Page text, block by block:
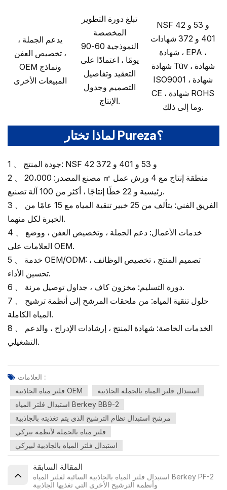
يدعم الجملة ،
تخصيص العفن ،
OEM ونماذج
المبيعات الأخرى
تبلغ دورة التطوير
المخصصة
النموذجية 60-90
يومًا ، اعتمادًا على
التعقيد وتفاصيل
التصميم وجدول
الإنتاج.
NSF 42 و 53 و
401 و 372 شهادات
، شهادة EPA ،
شهادة Tüv ، شهادة
ISO9001 ، شهادة
CE ، شهادة ROHS
وما إلى ذلك.
لماذا تختار Pureza؟
1 、 جودة المنتج: NSF 42 و 53 و 401 و 372
2 、 مصنع المصدر: 20،000 ㎡ منطقة إنتاج مع 4 ورش عمل
رئيسية و 22 خطًا إنتاجًا ، أكثر من 100 آلة تصنيع.
3 、 الفريق الفني: يتألف من 25 خبير تنقية المياه مع 15 عامًا من
الخبرة لكل منهما.
4 、 خدمات الأعمال: دعم الجملة ، وتخصيص العفن ، ووضع
العلامات على OEM.
5 、 خدمة OEM/ODM: تصميم المنتج ، تخصيص الوظائف ،
تحسين الأداء.
6 、 دورة التسليم: مخزون كاف ، جداول توصيل مرنة.
7 、 حلول تنقية المياه: من ملحقات المرشح إلى أنظمة ترشيح
المياه الكاملة.
8 、 الخدمات الخاصة: شهادة المنتج ، إرشادات الإدراج ، والدعم
التشغيلي.
العلامات :
فلتر مياه الجاذبية OEM
استبدال فلتر المياه بالجملة الجاذبية
استبدال فلتر المياه Berkey BB9-2
مرشح استبدال نظام الترشيح الذي يتم تغذيته بالجاذبية
فلتر مياه بالجملة لأنظمة بيركي
استبدال فلتر المياه بالجاذبية لبيركي
المقالة السابقة
استبدال فلتر المياه بالجاذبية السائبة لفلتر المياه Berkey PF-2
وأنظمة الترشيح الأخرى التي تغذيها الجاذبية